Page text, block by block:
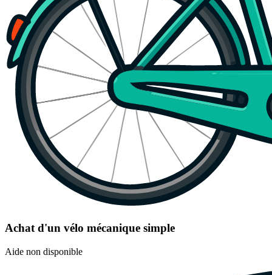
Achat d'un vélo mécanique simple
Aide non disponible